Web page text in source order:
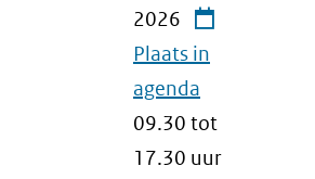
2026
Plaats in
agenda
09.30 tot
17.30 uur